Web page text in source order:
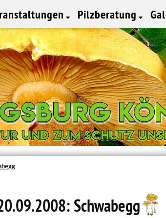
Pilzberatung
und zum Schutz
und zum Schutz
Schwabegg